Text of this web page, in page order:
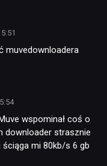
muvedownloadera
wspominał coś o
downloader strasznie
mi 80kb/s 6 gb